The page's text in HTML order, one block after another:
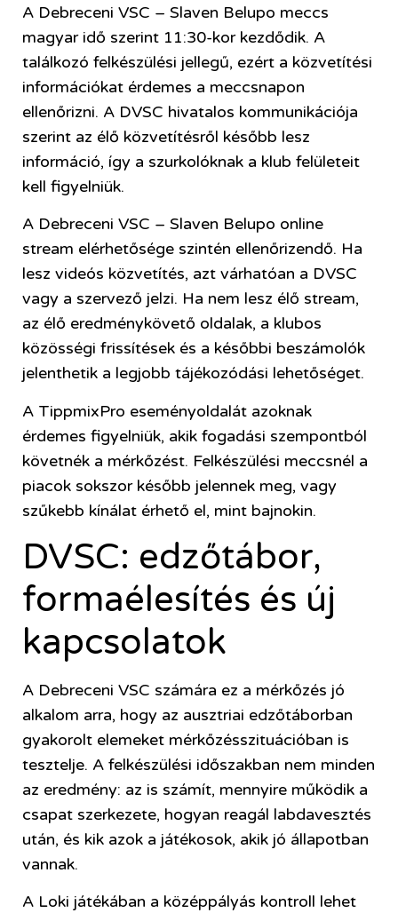
A Debreceni VSC – Slaven Belupo meccs
magyar idő szerint 11:30-kor kezdődik. A
találkozó felkészülési jellegű, ezért a közvetítési
információkat érdemes a meccsnapon
ellenőrizni. A DVSC hivatalos kommunikációja
szerint az élő közvetítésről később lesz
információ, így a szurkolóknak a klub felületeit
kell figyelniük.
A Debreceni VSC – Slaven Belupo online
stream elérhetősége szintén ellenőrizendő. Ha
lesz videós közvetítés, azt várhatóan a DVSC
vagy a szervező jelzi. Ha nem lesz élő stream,
az élő eredménykövető oldalak, a klubos
közösségi frissítések és a későbbi beszámolók
jelenthetik a legjobb tájékozódási lehetőséget.
A TippmixPro eseményoldalát azoknak
érdemes figyelniük, akik fogadási szempontból
követnék a mérkőzést. Felkészülési meccsnél a
piacok sokszor később jelennek meg, vagy
szűkebb kínálat érhető el, mint bajnokin.
DVSC: edzőtábor,
formaélesítés és új
kapcsolatok
A Debreceni VSC számára ez a mérkőzés jó
alkalom arra, hogy az ausztriai edzőtáborban
gyakorolt elemeket mérkőzésszituációban is
tesztelje. A felkészülési időszakban nem minden
az eredmény: az is számít, mennyire működik a
csapat szerkezete, hogyan reagál labdavesztés
után, és kik azok a játékosok, akik jó állapotban
vannak.
A Loki játékában a középpályás kontroll lehet